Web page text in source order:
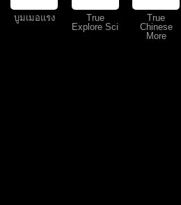
บูมเมอแรง
True
Explore Sci
True
Chinese
More